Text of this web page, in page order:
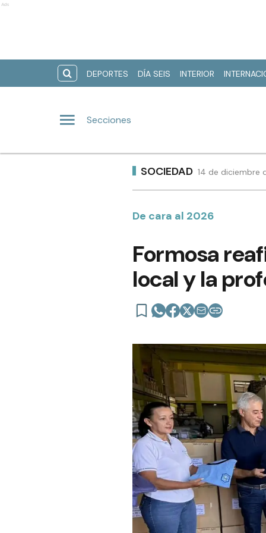
Ads
DEPORTES DÍA SEIS INTERIOR
Secciones
SOCIEDAD 14 de diciembre
De cara al 2026
Formosa
local y la